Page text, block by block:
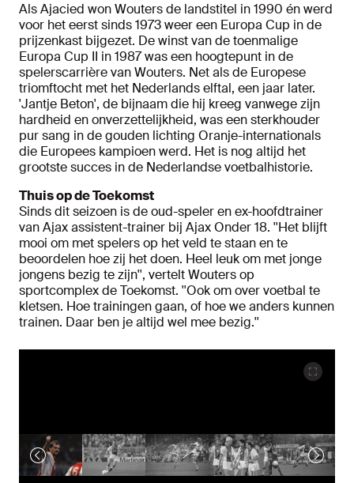
Als Ajacied won Wouters de landstitel in 1990 én werd
voor het eerst sinds 1973 weer een Europa Cup in de
prijzenkast bijgezet. De winst van de toenmalige
Europa Cup II in 1987 was een hoogtepunt in de
spelerscarrière van Wouters. Net als de Europese
triomftocht met het Nederlands elftal, een jaar later.
'Jantje Beton', de bijnaam die hij kreeg vanwege zijn
hardheid en onverzettelijkheid, was een sterkhouder
pur sang in de gouden lichting Oranje-internationals
die Europees kampioen werd. Het is nog altijd het
grootste succes in de Nederlandse voetbalhistorie.
Thuis op de Toekomst
Sinds dit seizoen is de oud-speler en ex-hoofdtrainer
van Ajax assistent-trainer bij Ajax Onder 18. ''Het blijft
mooi om met spelers op het veld te staan en te
beoordelen hoe zij het doen. Heel leuk om met jonge
jongens bezig te zijn'', vertelt Wouters op
sportcomplex de Toekomst. ''Ook om over voetbal te
kletsen. Hoe trainingen gaan, of hoe we anders kunnen
trainen. Daar ben je altijd wel mee bezig.''